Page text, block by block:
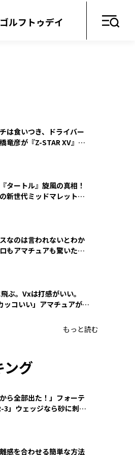
ゴルフトゥデイ
チは食いつき、ドライバー
竜彦が『Z-STAR XV』を
タートル』旋風の真相！
新世代ミッドマレットが
スなのは言われないとわか
もアマチュアも驚いた
飛ぶ。Vxは打感がいい。
ッコいい」アマチュアが選
もっと読む
ング
から全部出た！」フォーテ
3」ウェッジなら砂に刺さ
感を合わせる簡単な方法